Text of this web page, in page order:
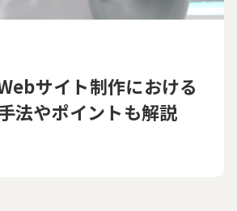
サイト制作における
法やポイントも解説